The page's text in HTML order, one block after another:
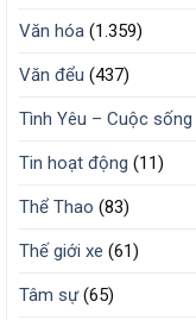
Văn hóa (1.359)
Văn đểu (437)
Tình Yêu – Cuộc sống
Tin hoạt động (11)
Thể Thao (83)
Thế giới xe (61)
Tâm sự(65)